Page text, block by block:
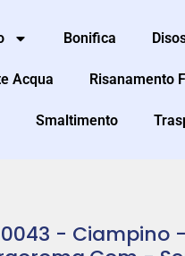
Bonifica
Acqua Risanamento
Smaltimento
- Ciampino